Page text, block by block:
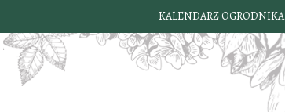
KALENDARZ OGRODNIKA